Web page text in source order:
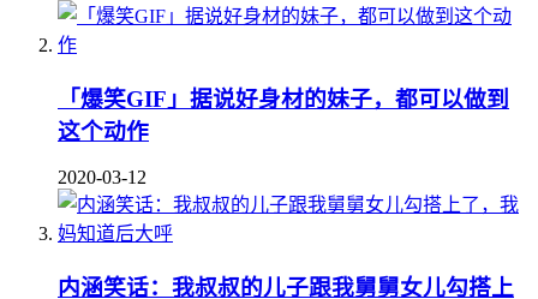
「爆笑GIF」据说好身材的妹子，都可以做到
这个动作
2020-03-12
内涵笑话：我叔叔的儿子跟我舅舅女儿勾搭上